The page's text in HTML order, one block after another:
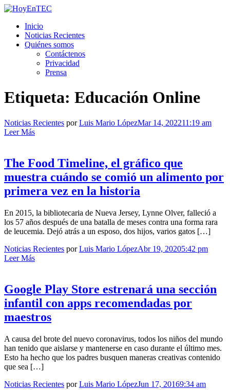
Saltar
contenido.
Inicio
Noticias Recientes
Quiénes somos
Contáctenos
Privacidad
Prensa
Etiqueta: Educación Online
Noticias Recientes porLuis Mario LópezMar 14, 202211:19 am
Leer Más
The Food Timeline, el gráfico que
muestra cuándo se comió un alimento por
primera vez en la historia
En 2015, la bibliotecaria de Nueva Jersey, Lynne Olver, falleció a
los 57 años después de una batalla de meses contra una forma rara
de leucemia. Dejó atrás a un esposo, dos hijos, varios gatos […]
Noticias Recientes porLuis Mario LópezAbr 19, 20205:42 pm
Leer Más
Google Play Store estrenará una sección
infantil con apps recomendadas por
maestros
A causa del brote del nuevo coronavirus, todos los niños del mundo
han tenido que aislarse y mantenerse en caso durante el último mes.
Esto ha hecho que los padres busquen maneras creativas contenido
que sea […]
Noticias Recientes porLuis Mario LópezJun 17, 20169:34 am